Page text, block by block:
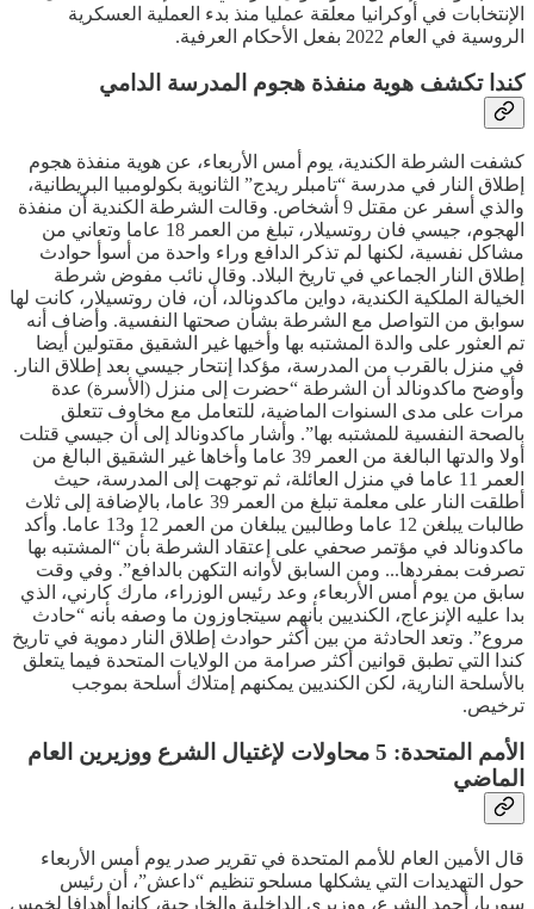
الإنتخابات في أوكرانيا معلقة عمليا منذ بدء العملية العسكرية
الروسية في العام 2022 بفعل الأحكام العرفية.
كندا تكشف هوية منفذة هجوم المدرسة الدامي
كشفت الشرطة الكندية، يوم أمس الأربعاء، عن هوية منفذة هجوم
إطلاق النار في مدرسة “تامبلر ريدج” الثانوية بكولومبيا البريطانية،
والذي أسفر عن مقتل 9 أشخاص. وقالت الشرطة الكندية أن منفذة
الهجوم، جيسي فان روتسيلار، تبلغ من العمر 18 عاما وتعاني من
مشاكل نفسية، لكنها لم تذكر الدافع وراء واحدة من أسوأ حوادث
إطلاق النار الجماعي في تاريخ البلاد. وقال نائب مفوض شرطة
الخيالة الملكية الكندية، دواين ماكدونالد، أن، فان روتسيلار، كانت لها
سوابق من التواصل مع الشرطة بشأن صحتها النفسية. وأضاف أنه
تم العثور على والدة المشتبه بها وأخيها غير الشقيق مقتولين أيضا
في منزل بالقرب من المدرسة، مؤكدا إنتحار جيسي بعد إطلاق النار.
وأوضح ماكدونالد أن الشرطة “حضرت إلى منزل (الأسرة) عدة
مرات على مدى السنوات الماضية، للتعامل ‌مع مخاوف تتعلق
بالصحة النفسية ‌للمشتبه بها”. وأشار ماكدونالد إلى أن جيسي قتلت
أولا والدتها البالغة من العمر 39 عاما وأخاها غير الشقيق ‌البالغ من
العمر 11 عاما في منزل العائلة، ثم توجهت إلى المدرسة، حيث
أطلقت النار على معلمة تبلغ من العمر 39 عاما، بالإضافة إلى ثلاث
طالبات يبلغن 12 عاما وطالبين يبلغان من العمر 12 و13 عاما. وأكد
ماكدونالد في مؤتمر صحفي على إعتقاد الشرطة بأن “المشتبه بها
تصرفت بمفردها... ومن السابق لأوانه التكهن بالدافع”. وفي وقت
سابق من يوم أمس الأربعاء، وعد رئيس الوزراء، مارك كارني، الذي
بدا عليه الإنزعاج، الكنديين بأنهم سيتجاوزون ما وصفه بأنه “حادث
مروع”. وتعد الحادثة من بين أكثر حوادث إطلاق النار دموية في تاريخ
كندا التي تطبق قوانين أكثر ‌صرامة من الولايات المتحدة فيما يتعلق
بالأسلحة النارية، لكن الكنديين يمكنهم إمتلاك أسلحة بموجب
ترخيص.
الأمم المتحدة: 5 محاولات لإغتيال الشرع ووزيرين العام
الماضي
قال الأمين العام للأمم المتحدة في تقرير صدر يوم أمس الأربعاء
حول التهديدات التي يشكلها مسلحو تنظيم “داعش”، أن رئيس
سوريا، أحمد الشرع، ووزيري الداخلية والخارجية، كانوا أهدافا لخمس